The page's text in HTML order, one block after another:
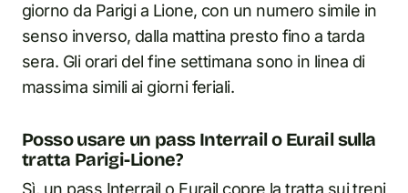
giorno da Parigi a Lione, con un numero simile in
senso inverso, dalla mattina presto fino a tarda
sera. Gli orari del fine settimana sono in linea di
massima simili ai giorni feriali.
Posso usare un pass Interrail o Eurail sulla
tratta Parigi-Lione?
Sì, un pass Interrail o Eurail copre la tratta sui treni